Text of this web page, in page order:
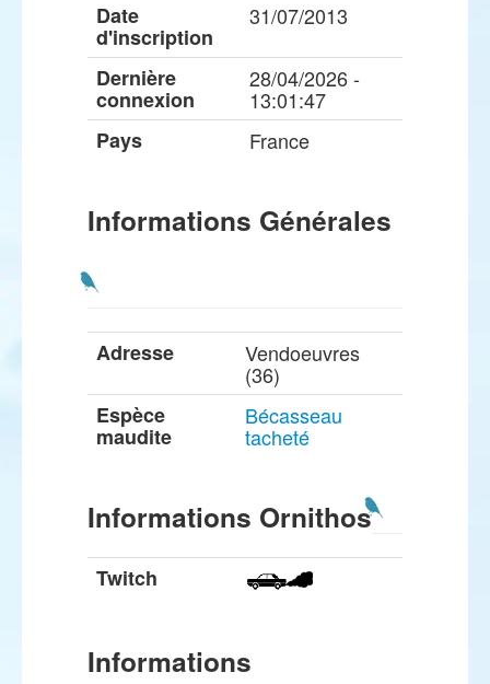
Date
d'inscription
31/07/2013
Dernière
connexion
28/04/2026 -
13:01:47
Pays
France
Informations Générales
Adresse Vendoeuvres
(36)
Espèce
maudite
Bécasseau
tacheté
Informations Ornithos
Twitch
Informations